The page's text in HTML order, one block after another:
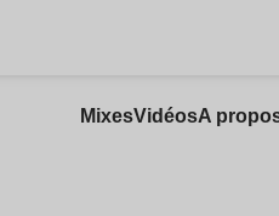
MixesVidéosA